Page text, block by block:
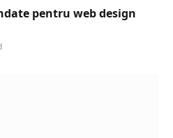
pentru web design